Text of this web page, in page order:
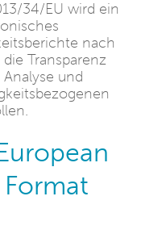
34/EU wird ein
nach
Transparenz
und